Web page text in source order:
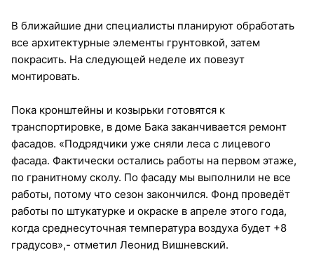
В ближайшие дни специалисты планируют обработать
все архитектурные элементы грунтовкой, затем
покрасить. На следующей неделе их повезут
монтировать.
Пока кронштейны и козырьки готовятся к
транспортировке, в доме Бака заканчивается ремонт
фасадов. «Подрядчики уже сняли леса с лицевого
фасада. Фактически остались работы на первом этаже,
по гранитному сколу. По фасаду мы выполнили не все
работы, потому что сезон закончился. Фонд проведёт
работы по штукатурке и окраске в апреле этого года,
когда среднесуточная температура воздуха будет +8
градусов»,- отметил Леонид Вишневский.